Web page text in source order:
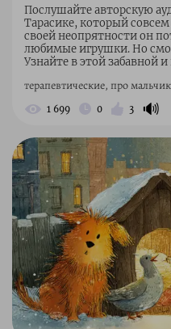
Послушайте авторскую
Тарасике, который
своей неопрятности он
любимые игрушки. Но
Узнайте в этой забавной
терапевтические, про
1 699 0 3 🔊